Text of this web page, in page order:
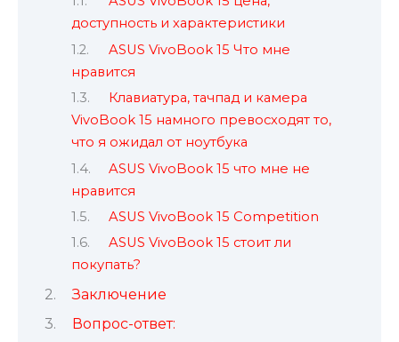
доступность и характеристики
ASUS VivoBook 15 Что мне
нравится
Клавиатура, тачпад и камера
VivoBook 15 намного превосходят то,
что я ожидал от ноутбука
ASUS VivoBook 15 что мне не
нравится
ASUS VivoBook 15 Competition
ASUS VivoBook 15 стоит ли
покупать?
Заключение
Вопрос-ответ: